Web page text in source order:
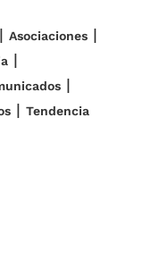
Asociaciones|
|
|
| Tendencia